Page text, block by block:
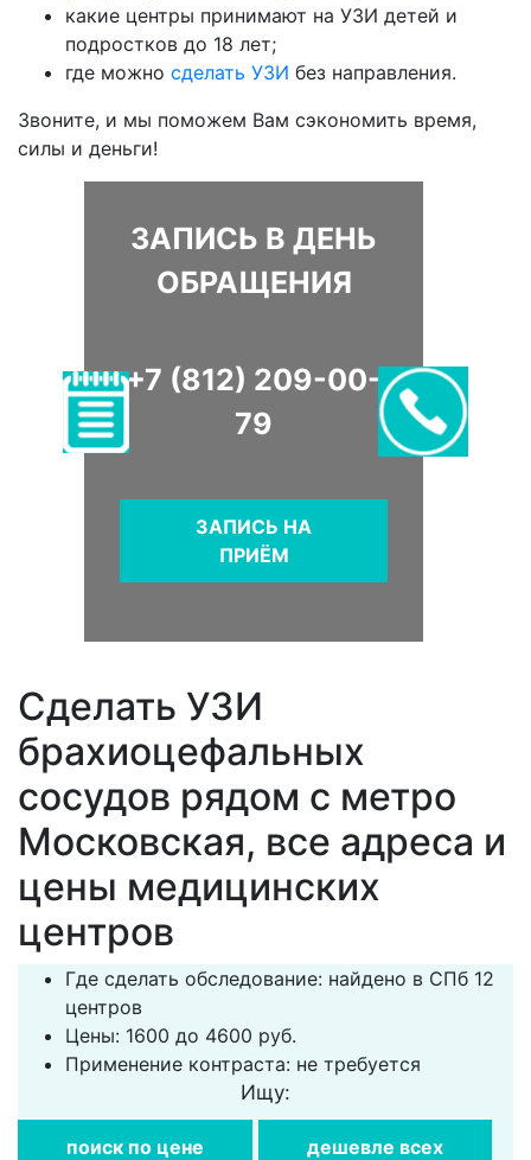
какие центры принимают на УЗИ детей и
подростков до 18 лет;
где можно сделать УЗИ без направления.
Звоните, и мы поможем Вам сэкономить время,
силы и деньги!
ЗАПИСЬ В ДЕНЬ
ОБРАЩЕНИЯ
+7 (812) 209-00-
79
ЗАПИСЬ НА
ПРИЁМ
Сделать УЗИ
брахиоцефальных
сосудов рядом с метро
Московская, все адреса и
цены медицинских
центров
Где сделать обследование: найдено в СПб 12
центров
Цены: 1600 до 4600 руб.
Применение контраста: не требуется
Ищу:
поиск по цене дешевле всех